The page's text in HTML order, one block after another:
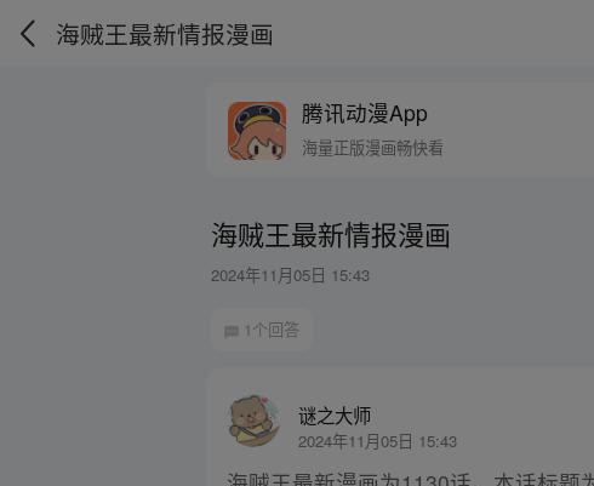
海贼王最新情报漫画
腾讯动漫App
海量正版漫画畅快看
海贼王最新情报漫画
2024年11月05日 15:43
1个回答
谜之大师
2024年11月05日 15:43